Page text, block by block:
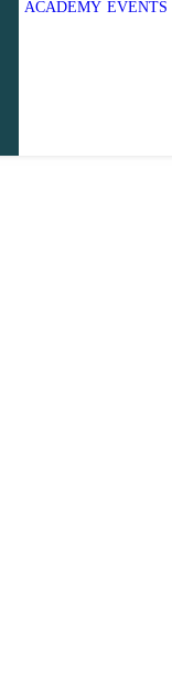
ACADEMY EVENTS